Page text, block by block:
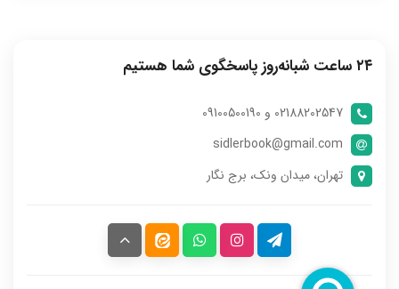
۲۴ ساعت شبانه‌روز پاسخگوی شما هستیم
02188202547 و 09100500190
sidlerbook@gmail.com
تهران، میدان ونک، برج نگار